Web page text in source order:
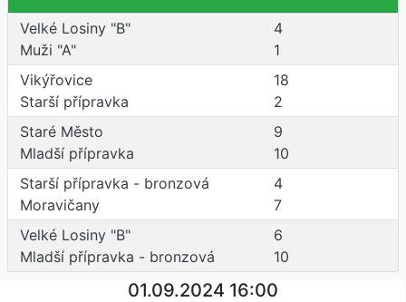
Velké Losiny "B"
4
Muži "A"
1
Vikýřovice
18
Starší přípravka
2
Staré Město
9
Mladší přípravka
10
Starší přípravka - bronzová
4
Moravičany
7
Velké Losiny "B"
6
Mladší přípravka - bronzová
10
01.09.2024 16:00